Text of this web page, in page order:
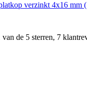
verzinkt 4x16 mm
de 5 sterren, 7